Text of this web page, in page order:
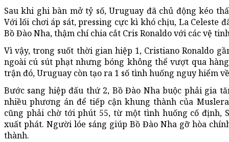
Sau khi ghi bàn mở tỷ số, Uruguay đã chủ động kéo
Với lối chơi áp sát, pressing cực kì khó chịu, La Celeste
Bồ Đào Nha, thậm chí chia cắt Cris Ronaldo với các vệ
Vì vậy, trong suốt thời gian hiệp 1, Cristiano Ronaldo
ngoài cú sút phạt nhưng bóng không thể vượt qua
trận đó, Uruguay còn tạo ra 1 số tình huống nguy hiểm
Bước sang hiệp đấu thứ 2, Bồ Đào Nha buộc phải gia
nhiều phương án để tiếp cận khung thành của
cũng phải chờ tới phút 55, từ một tình huống cố định,
xuất phát. Người lóe sáng giúp Bồ Đào Nha gỡ hòa
thành.